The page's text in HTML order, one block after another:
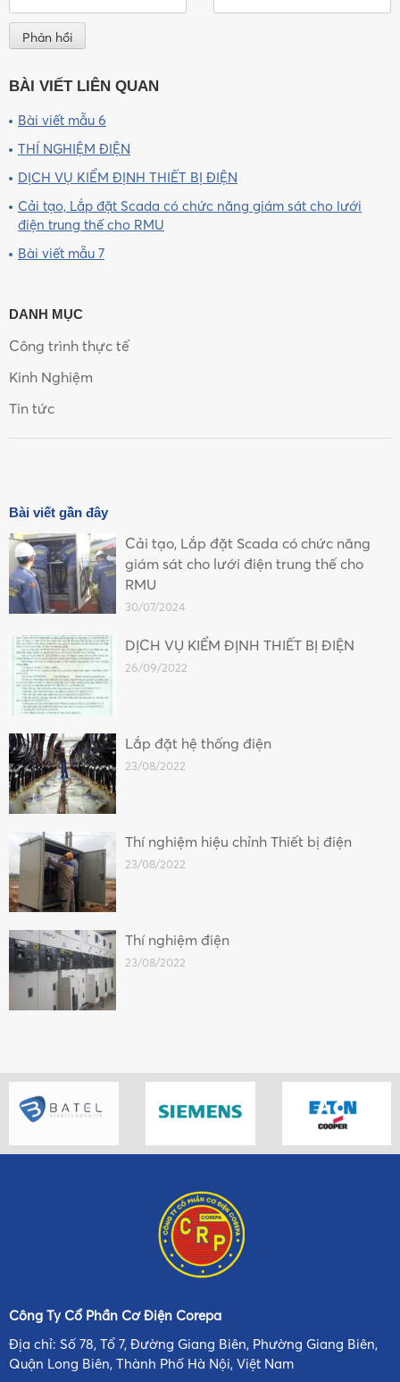
BÀI VIẾT LIÊN QUAN
Bài viết mẫu 6
THÍ NGHIỆM ĐIỆN
DỊCH VỤ KIỂM ĐỊNH THIẾT BỊ ĐIỆN
Cải tạo, Lắp đặt Scada có chức năng giám sát cho lưới
điện trung thế cho RMU
Bài viết mẫu 7
DANH MỤC
Công trình thực tế
Kinh Nghiệm
Tin tức
Bài viết gần đây
Cải tạo, Lắp đặt Scada có chức năng
giám sát cho lưới điện trung thế cho
RMU
30/07/2024
DỊCH VỤ KIỂM ĐỊNH THIẾT BỊ ĐIỆN
26/09/2022
Lắp đặt hệ thống điện
23/08/2022
Thí nghiệm hiệu chỉnh Thiết bị điện
23/08/2022
Thí nghiệm điện
23/08/2022
Công Ty Cổ Phần Cơ Điện Corepa
Địa chỉ: Số 78, Tổ 7, Đường Giang Biên, Phường Giang Biên,
Quận Long Biên, Thành Phố Hà Nội, Việt Nam